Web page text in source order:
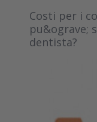
Costi per i
pu&ograve;
dentista?